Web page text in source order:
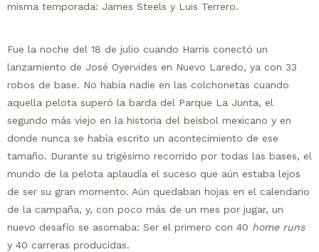
misma temporada: James Steels y Luis Terrero.
Fue la noche del 18 de julio cuando Harris conectó un
lanzamiento de José Oyervides en Nuevo Laredo, ya con 33
robos de base. No había nadie en las colchonetas cuando
aquella pelota superó la barda del Parque La Junta, el
segundo más viejo en la historia del beisbol mexicano y en
donde nunca se había escrito un acontecimiento de ese
tamaño. Durante su trigésimo recorrido por todas las bases, el
mundo de la pelota aplaudía el suceso que aún estaba lejos
de ser su gran momento. Aún quedaban hojas en el calendario
de la campaña, y, con poco más de un mes por jugar, un
nuevo desafío se asomaba: Ser el primero con 40 home runs
y 40 carreras producidas.